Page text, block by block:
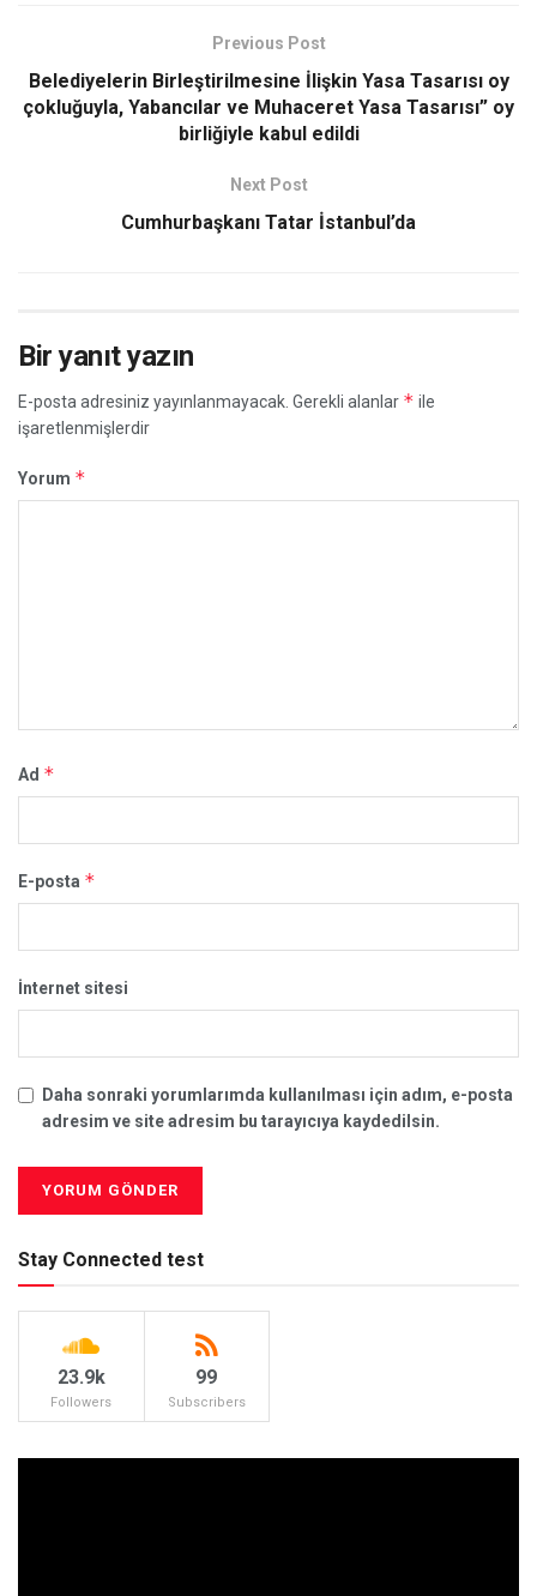
Previous Post
Belediyelerin Birleştirilmesine İlişkin Yasa Tasarısı oy
çokluğuyla, Yabancılar ve Muhaceret Yasa Tasarısı” oy
birliğiyle kabul edildi
Next Post
Cumhurbaşkanı Tatar İstanbul’da
Bir yanıt yazın
E-posta adresiniz yayınlanmayacak. Gerekli alanlar * ile
işaretlenmişlerdir
Yorum *
Ad *
E-posta *
İnternet sitesi
Daha sonraki yorumlarımda kullanılması için adım, e-posta
adresim ve site adresim bu tarayıcıya kaydedilsin.
Stay Connected test
23.9k
Followers
99
Subscribers